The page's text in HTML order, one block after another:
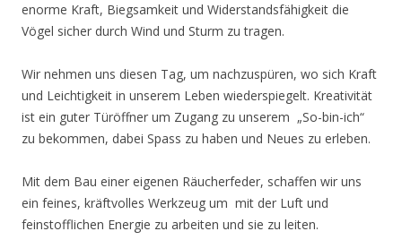
enorme Kraft, Biegsamkeit und Widerstandsfähigkeit die
Vögel sicher durch Wind und Sturm zu tragen.
Wir nehmen uns diesen Tag, um nachzuspüren, wo sich Kraft
und Leichtigkeit in unserem Leben wiederspiegelt. Kreativität
ist ein guter Türöffner um Zugang zu unserem „So-bin-ich“
zu bekommen, dabei Spass zu haben und Neues zu erleben.
Mit dem Bau einer eigenen Räucherfeder, schaffen wir uns
ein feines, kräftvolles Werkzeug um mit der Luft und
feinstofflichen Energie zu arbeiten und sie zu leiten.